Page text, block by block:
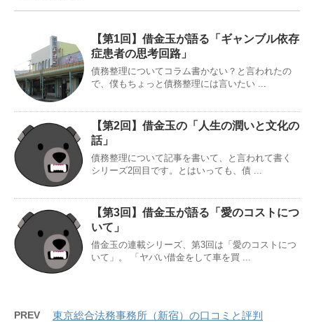
【第1回】借金玉が語る「ギャンブル依存
症患者の思考回路」
債務整理についてコラム書かない？と言われたの
で、僕もちょっと債務整理には言いたい ...
【第2回】借金玉の「人生の潤いと文化の
話」
債務整理について記事を書いて、と言われて書く
シリーズ2回目です。とはいっても、債 ...
【第3回】借金玉が語る「愛のコストにつ
いて」
借金玉の連載シリーズ、第3回は「愛のコストにつ
いて」。 「ヤバい借金をして車を買 ...
PREV 東京総合法務事務所（新宿）の口コミと評判